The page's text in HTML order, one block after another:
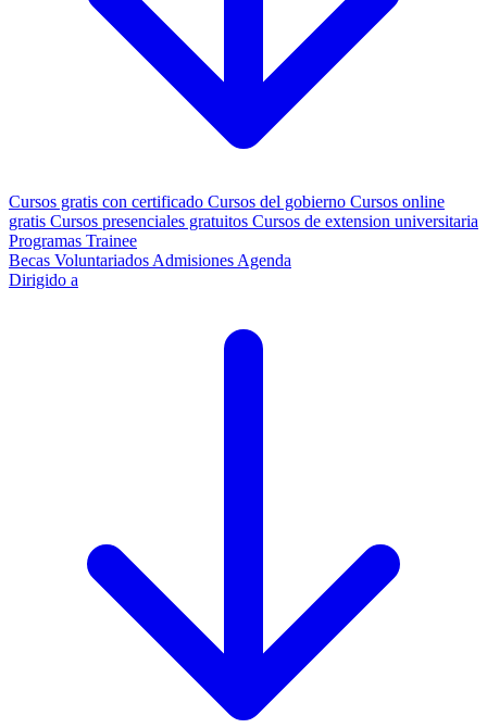
Cursos gratis con certificado Cursos del gobierno Cursos online
gratis Cursos presenciales gratuitos Cursos de extension universitaria
Programas Trainee
Becas Voluntariados Admisiones Agenda
Dirigido a